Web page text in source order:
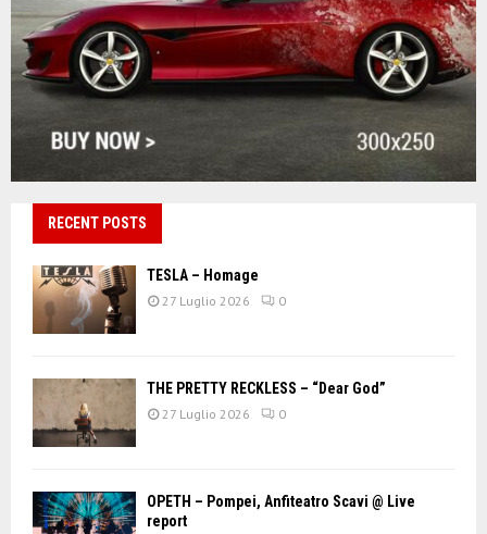
RECENT POSTS
TESLA – Homage
27 Luglio 2026 0
THE PRETTY RECKLESS – “Dear God”
27 Luglio 2026 0
OPETH – Pompei, Anfiteatro Scavi @ Live
report